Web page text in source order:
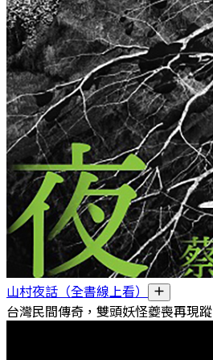
山村夜話（全書線上看）
台灣民間傳奇，雙頭妖怪夔喪再現蹤